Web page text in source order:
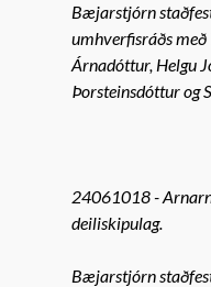
Bæjarstjórn
umhverfisráðs
Árnadóttur, Helgu
Þorsteinsdóttur og
24061018 -
deiliskipulag.
Bæjarstjórn